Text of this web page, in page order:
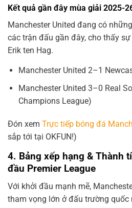
Kết quả gần đây mùa giải 2025-
Manchester United đang có
các trận đấu gần đây, cho thấy
Erik ten Hag.
Manchester United 2–1
Manchester United 3–0 Real
Champions League)
Đón xem Trực tiếp bóng đá
sắp tới tại OKFUN!)
4. Bảng xếp hạng & Thành
đầu Premier League
Với khởi đầu mạnh mẽ,
tham vọng lớn ở đấu trường quốc